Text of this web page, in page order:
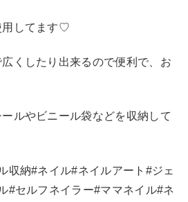
用してます♡
くしたり出来るので便利で、お
ルやビニール袋などを収納して
収納#ネイル#ネイルアート#ジェ
#セルフネイラー#ママネイル#ネ